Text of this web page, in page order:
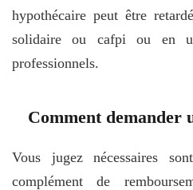
hypothécaire peut être
solidaire ou cafpi ou en
professionnels.
Comment demander
Vous jugez nécessaires
complément de